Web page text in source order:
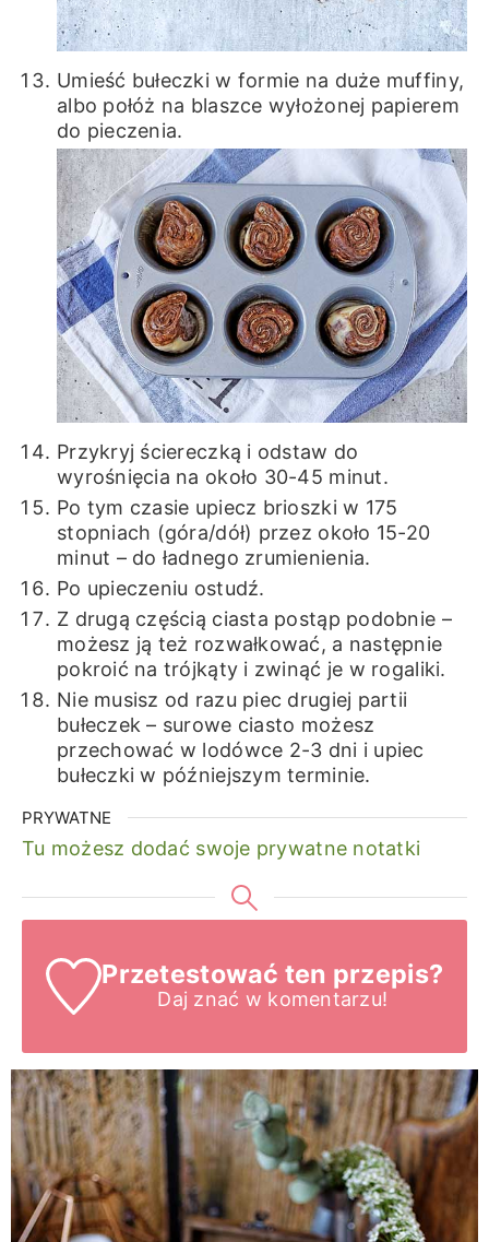
Umieść bułeczki w formie na duże muffiny,
albo połóż na blaszce wyłożonej papierem
do pieczenia.
Przykryj ściereczką i odstaw do
wyrośnięcia na około 30-45 minut.
Po tym czasie upiecz brioszki w 175
stopniach (góra/dół) przez około 15-20
minut – do ładnego zrumienienia.
Po upieczeniu ostudź.
Z drugą częścią ciasta postąp podobnie –
możesz ją też rozwałkować, a następnie
pokroić na trójkąty i zwinąć je w rogaliki.
Nie musisz od razu piec drugiej partii
bułeczek – surowe ciasto możesz
przechować w lodówce 2-3 dni i upiec
bułeczki w późniejszym terminie.
PRYWATNE
Tu możesz dodać swoje prywatne notatki
Przetestować ten przepis?
Daj znać w komentarzu!